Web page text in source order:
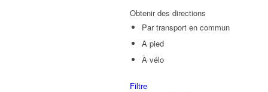
Obtenir des directions
Par transport en commun
A pied
À vélo
Filtre